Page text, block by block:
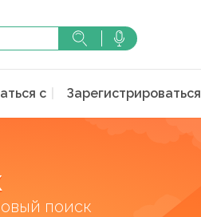
с Зарегистрироваться
поиск